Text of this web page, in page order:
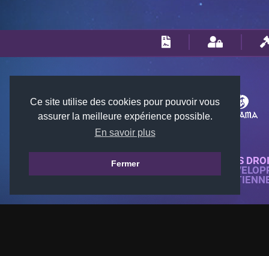
Ce site utilise des cookies pour pouvoir vous
assurer la meilleure expérience possible.
En savoir plus
Fermer
© 2018-2026 KTARENA. TOUS
SITE WEB ENTIÈREMENT
TOUTES LES IMAGES